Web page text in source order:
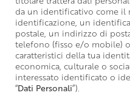
da un identificativo come il
identificazione, un
postale, un indirizzo di
telefono (fisso e/o mobile)
caratteristici della tua
economica, culturale o
interessato identificato o
“Dati Personali”).